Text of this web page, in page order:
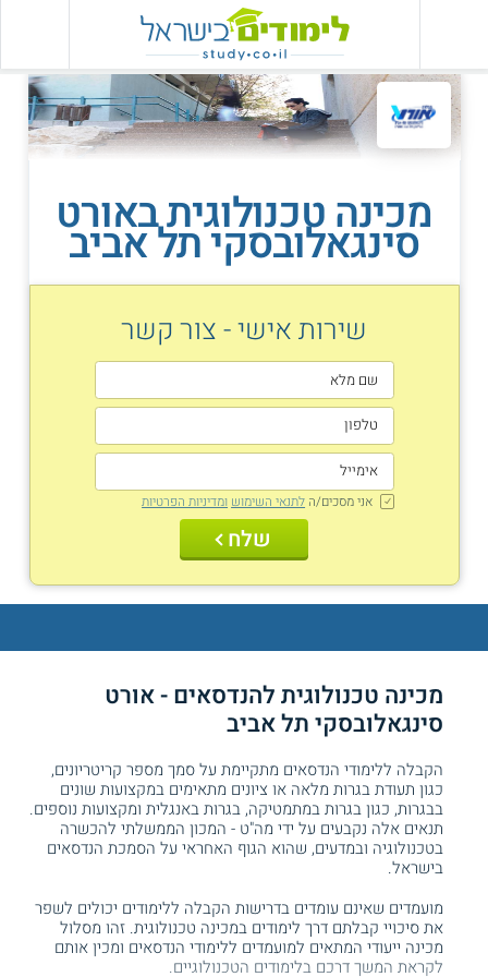
מכינה טכנולוגית באורט
סינגאלובסקי תל אביב
שירות אישי - צור קשר
אני מסכים/ה לתנאי השימוש ומדיניות הפרטיות
שלח
מכינה טכנולוגית להנדסאים - אורט
סינגאלובסקי תל אביב
הקבלה ללימודי הנדסאים מתקיימת על סמך מספר קריטריונים,
כגון תעודת בגרות מלאה או ציונים מתאימים במקצועות שונים
בבגרות, כגון בגרות במתמטיקה, בגרות באנגלית ומקצועות נוספים.
תנאים אלה נקבעים על ידי מה"ט - המכון הממשלתי להכשרה
בטכנולוגיה ובמדעים, שהוא הגוף האחראי על הסמכת הנדסאים
בישראל.
מועמדים שאינם עומדים בדרישות הקבלה ללימודים יכולים לשפר
את סיכויי קבלתם דרך לימודים במכינה טכנולוגית. זהו מסלול
מכינה ייעודי המתאים למועמדים ללימודי הנדסאים ומכין אותם
לקראת המשך דרכם בלימודים הטכנולוגיים.